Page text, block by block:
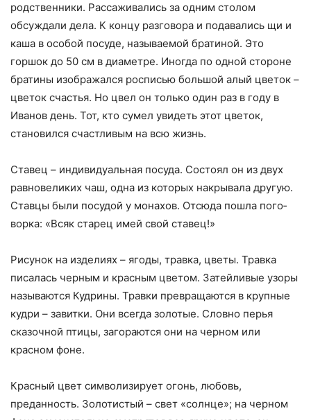
родствен­ники. Рассаживались за одним столом
обсуждали дела. К концу разговора и подава­лись щи и
каша в особой посуде, называемой братиной. Это
горшок до 50 см в диа­метре. Иногда по одной стороне
братины изображался росписью большой алый цве­ток –
цветок счастья. Но цвел он только один раз в году в
Иванов день. Тот, кто су­мел увидеть этот цветок,
становился счастливым на всю жизнь.
Ставец – индивидуальная посуда. Состоял он из двух
равновеликих чаш, одна из которых накрывала другую.
Ставцы были посудой у монахов. Отсюда пошла пого­
ворка: «Всяк старец имей свой ставец!»
Рисунок на изделиях – ягоды, травка, цветы. Травка
писалась черным и красным цветом. Затейливые узоры
называются Кудрины. Травки превращаются в крупные
кудри – завитки. Они всегда золотые. Словно перья
сказочной птицы, загораются они на черном или
красном фоне.
Красный цвет символизирует огонь, любовь,
преданность. Золотистый – свет «солнце»; на черном